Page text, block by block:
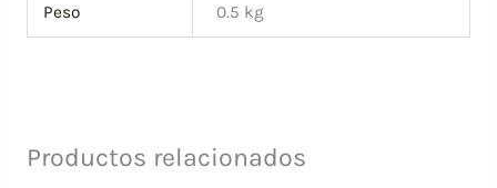
Peso 0.5 kg
Productos relacionados